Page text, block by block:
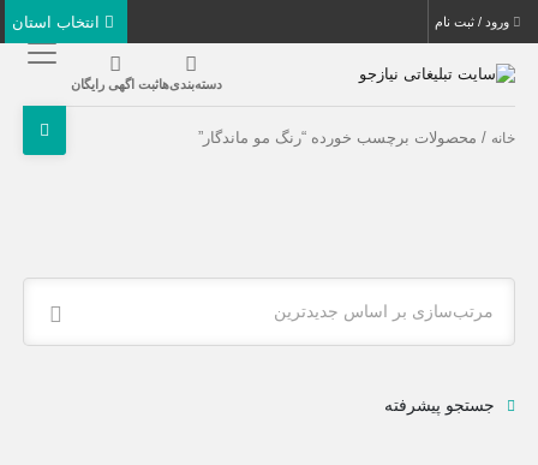
ورود / ثبت نام
دسته‌بندی‌هاثبت اگهی رایگان
خانه / محصولات برچسب خورده “رنگ مو ماندگار”
مرتب‌سازی بر اساس جدیدترین
جستجو پیشرفته